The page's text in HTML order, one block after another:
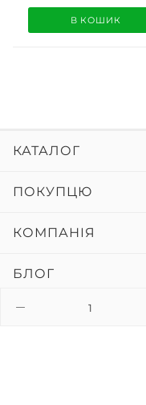
В КОШИК
КАТАЛОГ
ПОКУПЦЮ
КОМПАНІЯ
БЛОГ